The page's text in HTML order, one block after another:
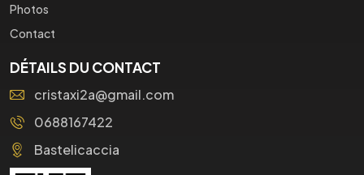
Photos
Contact
DÉTAILS DU CONTACT
cristaxi2a@gmail.com
0688167422
Bastelicaccia